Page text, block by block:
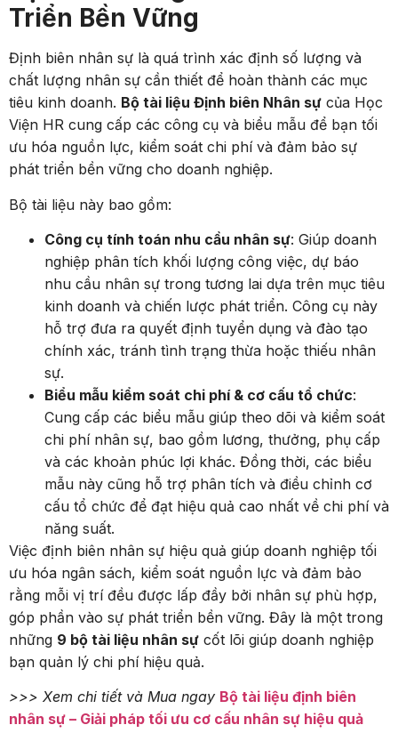
Triển Bền Vững
Định biên nhân sự là quá trình xác định số lượng và
chất lượng nhân sự cần thiết để hoàn thành các mục
tiêu kinh doanh. Bộ tài liệu Định biên Nhân sự của Học
Viện HR cung cấp các công cụ và biểu mẫu để bạn tối
ưu hóa nguồn lực, kiểm soát chi phí và đảm bảo sự
phát triển bền vững cho doanh nghiệp.
Bộ tài liệu này bao gồm:
Công cụ tính toán nhu cầu nhân sự: Giúp doanh
nghiệp phân tích khối lượng công việc, dự báo
nhu cầu nhân sự trong tương lai dựa trên mục tiêu
kinh doanh và chiến lược phát triển. Công cụ này
hỗ trợ đưa ra quyết định tuyển dụng và đào tạo
chính xác, tránh tình trạng thừa hoặc thiếu nhân
sự.
Biểu mẫu kiểm soát chi phí & cơ cấu tổ chức:
Cung cấp các biểu mẫu giúp theo dõi và kiểm soát
chi phí nhân sự, bao gồm lương, thưởng, phụ cấp
và các khoản phúc lợi khác. Đồng thời, các biểu
mẫu này cũng hỗ trợ phân tích và điều chỉnh cơ
cấu tổ chức để đạt hiệu quả cao nhất về chi phí và
năng suất.
Việc định biên nhân sự hiệu quả giúp doanh nghiệp tối
ưu hóa ngân sách, kiểm soát nguồn lực và đảm bảo
rằng mỗi vị trí đều được lấp đầy bởi nhân sự phù hợp,
góp phần vào sự phát triển bền vững. Đây là một trong
những 9 bộ tài liệu nhân sự cốt lõi giúp doanh nghiệp
bạn quản lý chi phí hiệu quả.
>>> Xem chi tiết và Mua ngay Bộ tài liệu định biên
nhân sự – Giải pháp tối ưu cơ cấu nhân sự hiệu quả